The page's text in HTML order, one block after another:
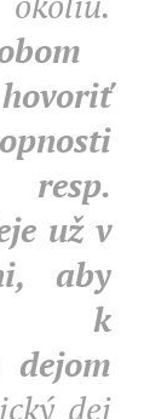
už v
aby
k
dejom
dej